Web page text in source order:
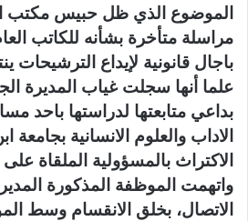
الموضوع الذي ظل حبيس مكتب
مراسلة متأخرة بشأنه للكاتب
باجال قانونية لإيداع الترشيحات ينتهي يوم
علما أنها سجلت غياب المديرة
بداعي متابعتها لدراستها باحد
الاداب والعلوم الانسانية بجامعة
الاكتراث بالمسؤولية الملقاة على
واتهمت الموظفة المذكورة
الاتصال، بخلق الانقسام وسط